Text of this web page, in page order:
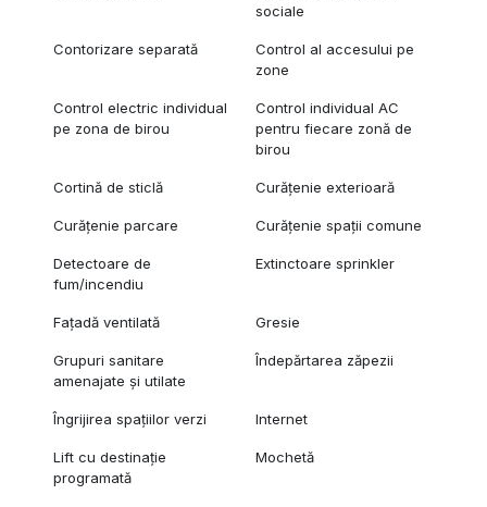
sociale
Contorizare separată
Control al accesului pe
zone
Control electric individual
pe zona de birou
Control individual AC
pentru fiecare zonă de
birou
Cortină de sticlă Curățenie exterioară
Curățenie parcare Curățenie spații comune
Detectoare de
fum/incendiu
Extinctoare sprinkler
Fațadă ventilată Gresie
Grupuri sanitare
amenajate și utilate
Îndepărtarea zăpezii
Îngrijirea spațiilor verzi Internet
Lift cu destinație
programată
Mochetă